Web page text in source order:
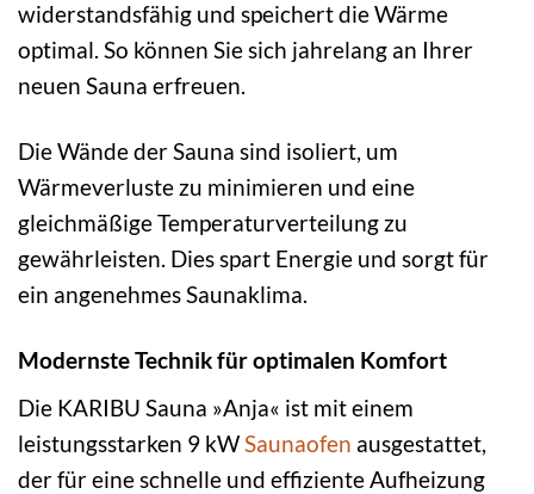
widerstandsfähig und speichert die Wärme
optimal. So können Sie sich jahrelang an Ihrer
neuen Sauna erfreuen.
Die Wände der Sauna sind isoliert, um
Wärmeverluste zu minimieren und eine
gleichmäßige Temperaturverteilung zu
gewährleisten. Dies spart Energie und sorgt für
ein angenehmes Saunaklima.
Modernste Technik für optimalen Komfort
Die KARIBU Sauna »Anja« ist mit einem
leistungsstarken 9 kWSaunaofen ausgestattet,
der für eine schnelle und effiziente Aufheizung